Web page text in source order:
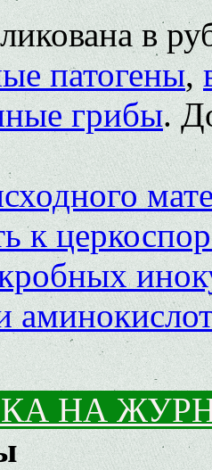
в
патогены,
грибы.
к
НА